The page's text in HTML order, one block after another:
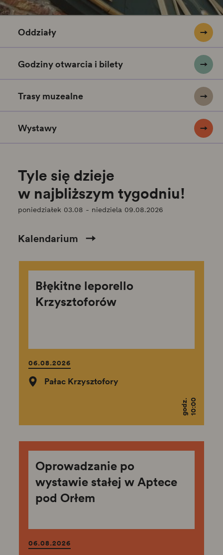
Oddziały
Godziny otwarcia i bilety
Trasy muzealne
Wystawy
Tyle się dzieje
w najbliższym tygodniu!
poniedziałek 03.08 - niedziela 09.08.2026
Kalendarium
Błękitne leporello
Krzysztoforów
06.08.2026
Pałac Krzysztofory
godz. 10:00
Oprowadzanie po
wystawie stałej w Aptece
pod Orłem
06.08.2026